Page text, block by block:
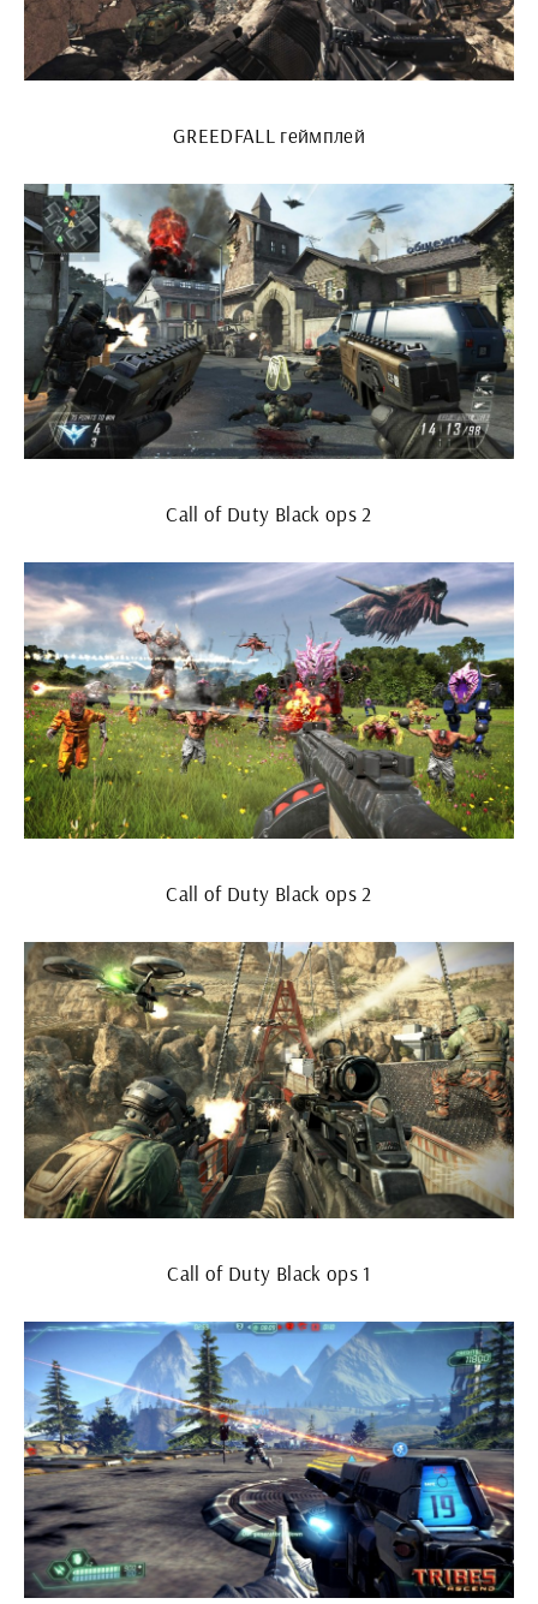
GREEDFALL геймплей
Call of Duty Black ops 2
Call of Duty Black ops 2
Call of Duty Black ops 1